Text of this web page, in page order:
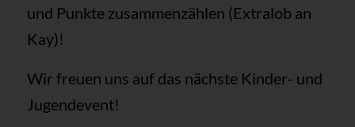
und Punkte zusammenzählen (Extralob an
Kay)!
Wir freuen uns auf das nächste Kinder- und
Jugendevent!